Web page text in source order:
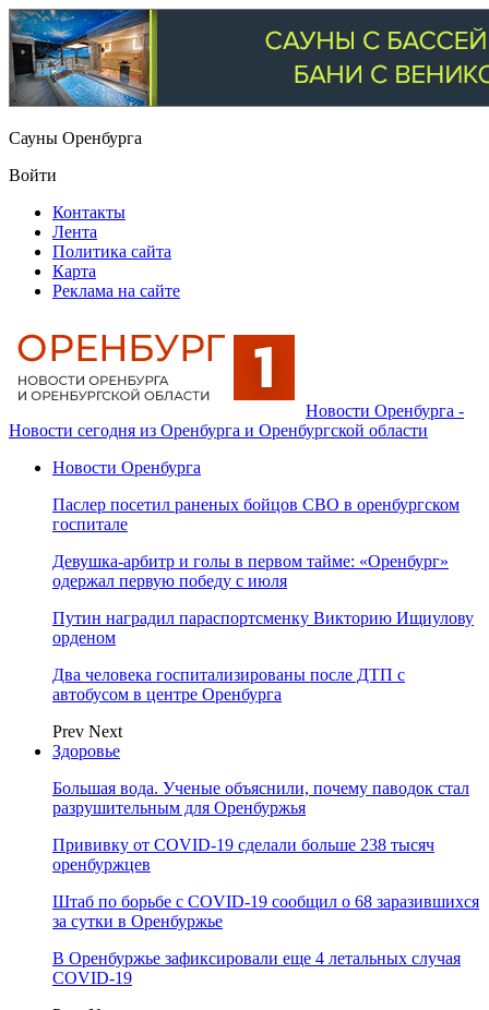
Сауны Оренбурга
Войти
Контакты
Лента
Политика сайта
Карта
Реклама на сайте
Новости Оренбурга -
Новости сегодня из Оренбурга и Оренбургской области
Новости Оренбурга
Паслер посетил раненых бойцов СВО в оренбургском
госпитале
Девушка-арбитр и голы в первом тайме: «Оренбург»
одержал первую победу с июля
Путин наградил параспортсменку Викторию Ищиулову
орденом
Два человека госпитализированы после ДТП с
автобусом в центре Оренбурга
Prev Next
Здоровье
Большая вода. Ученые объяснили, почему паводок стал
разрушительным для Оренбуржья
Прививку от COVID-19 сделали больше 238 тысяч
оренбуржцев
Штаб по борьбе с СOVID-19 сообщил о 68 заразившихся
за сутки в Оренбуржье
В Оренбуржье зафиксировали еще 4 летальных случая
COVID-19